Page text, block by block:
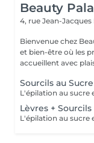
Beauty
4, rue Jean-Jacques
Bienvenue chez
et bien-être où les
accueillent avec
Sourcils au Sucre
Lèvres + Sourcils